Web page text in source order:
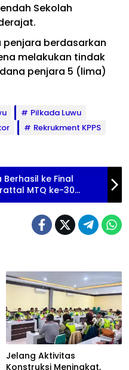
Sekolah
penjara berdasarkan
melakukan tindak
penjara 5 (lima)
Pilkada Luwu
Rekrukment KPPS
ke Final
MTQ ke-30
Jelang Aktivitas
Konstruksi Meningkat,